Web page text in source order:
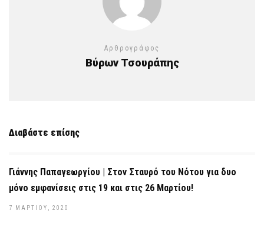
Αρθρογράφος
Βύρων Τσουράπης
Διαβάστε επίσης
Γιάννης Παπαγεωργίου | Στον Σταυρό του Νότου για δυο
μόνο εμφανίσεις στις 19 και στις 26 Μαρτίου!
7 ΜΑΡΤΊΟΥ, 2020